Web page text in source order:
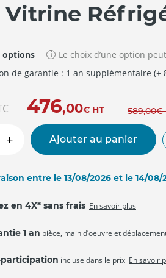
Vitrine
options
Le choix d’une option
de garantie : 1 an supplémentaire (+
476,00€ HT 589,00€
+ Ajouter au panier
entre le 13/08/2026 et le 14/08/
en 4X* sans frais En savoir plus
1 an pièce, main d’oeuvre et
participation incluse dans le prix En savoir